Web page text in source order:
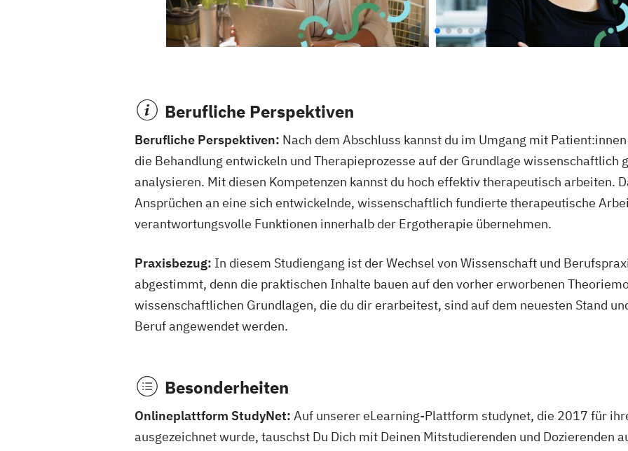
Berufliche Perspektiven
Berufliche Perspektiven: Nach dem Abschluss kannst du im Umgang mit
die Behandlung entwickeln und Therapieprozesse auf der Grundlage wissenschaftlich
analysieren. Mit diesen Kompetenzen kannst du hoch effektiv therapeutisch arbeiten.
Ansprüchen an eine sich entwickelnde, wissenschaftlich fundierte therapeutische
verantwortungsvolle Funktionen innerhalb der Ergotherapie übernehmen.
Praxisbezug: In diesem Studiengang ist der Wechsel von Wissenschaft und
abgestimmt, denn die praktischen Inhalte bauen auf den vorher erworbenen
wissenschaftlichen Grundlagen, die du dir erarbeitest, sind auf dem neuesten Stand
Beruf angewendet werden.
Besonderheiten
Onlineplattform StudyNet: Auf unserer eLearning-Plattform studynet, die 2017 für
ausgezeichnet wurde, tauschst Du Dich mit Deinen Mitstudierenden und Dozierenden